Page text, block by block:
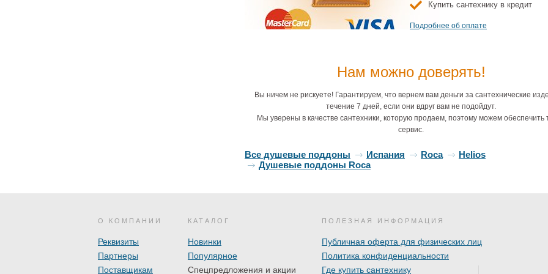
(AP2015783200150P)
(AP2015783200180P)
Light Aged Wood
43 309 ₽
Душевой поддон
(AP2015783200181P)
Aged Wood
(AP2015783840120P)
графит
Душевой поддон
Roca Helios
(AP2015783840140P)
черный
Душевой поддон
Roca Helios
(AP2015783840150P)
Купить сантехнику в кредит
Подробнее об оплате
Нам можно доверять!
Вы ничем не рискуете! Гарантируем, что вернем вам деньги за сантехнические
течение 7 дней, если они вдруг вам не подойдут.
Мы уверены в качестве сантехники, которую продаем, поэтому можем обеспечить
сервис.
Все душевые поддоны Испания Roca
Helios
Душевые поддоны Roca
О КОМПАНИИ
Реквизиты
Партнеры
Поставщикам
КАТАЛОГ
Новинки
Популярное
Спецпредложения и акции
ПОЛЕЗНАЯ ИНФОРМАЦИЯ
Публичная оферта для физических лиц
Политика конфиденциальности
Где купить сантехнику